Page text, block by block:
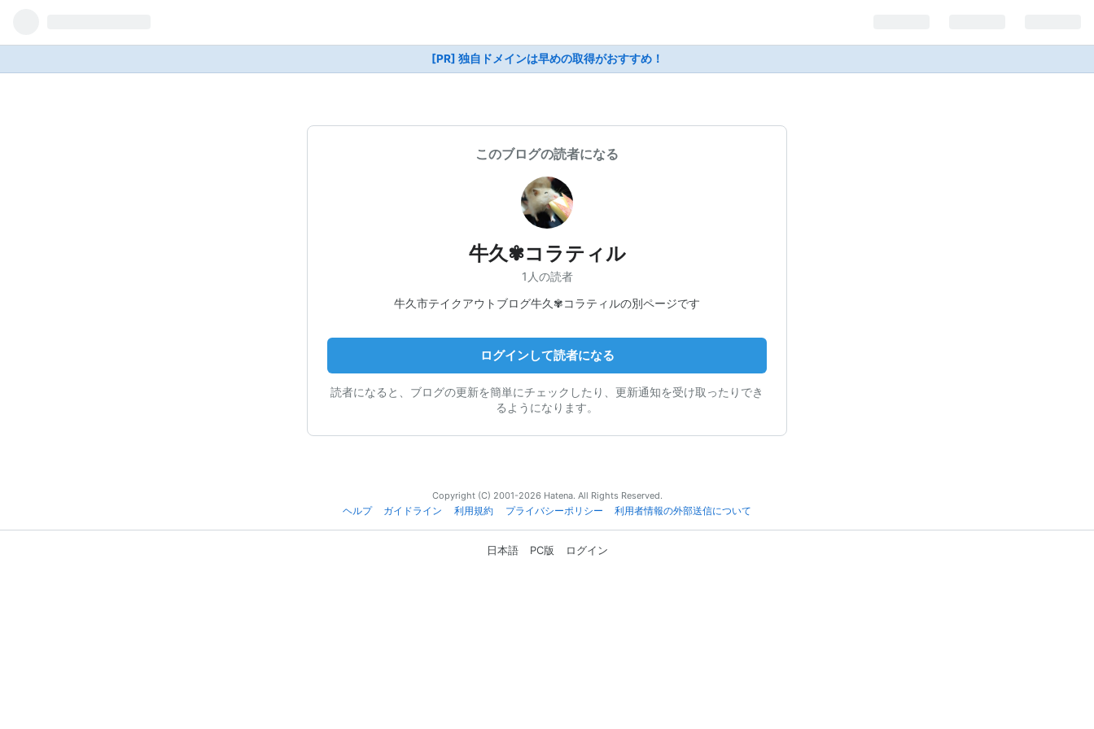
[PR] 独自ドメインは早めの取得がおすすめ！
このブログの読者になる
牛久✾コラティル
1人の読者
牛久市テイクアウトブログ牛久✾コラティルの別ページです
ログインして読者になる
読者になると、ブログの更新を簡単にチェックしたり、更新通知を受け取ったりでき
るようになります。
Copyright (C) 2001-2026 Hatena. All Rights Reserved.
ヘルプ
ガイドライン 利用規約 プライバシーポリシー 利用者情報の外部送信について
日本語 PC版 ログイン